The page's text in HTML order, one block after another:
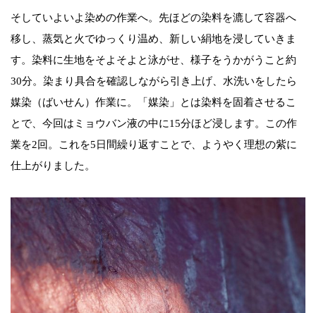
そしていよいよ染めの作業へ。先ほどの染料を漉して容器へ
移し、蒸気と火でゆっくり温め、新しい絹地を浸していきま
す。染料に生地をそよそよと泳がせ、様子をうかがうこと約
30分。染まり具合を確認しながら引き上げ、水洗いをしたら
媒染（ばいせん）作業に。「媒染」とは染料を固着させるこ
とで、今回はミョウバン液の中に15分ほど浸します。この作
業を2回。これを5日間繰り返すことで、ようやく理想の紫に
仕上がりました。